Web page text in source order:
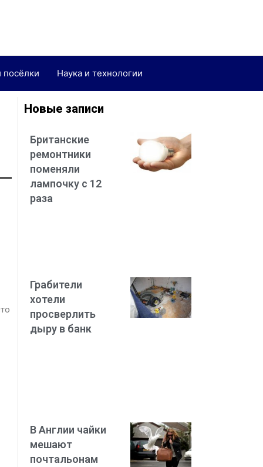
посёлки Наука и технологии
Новые записи
Британские
ремонтники
поменяли
лампочку с 12
раза
Грабители
хотели
просверлить
дыру в банк
В Англии чайки
мешают
почтальонам